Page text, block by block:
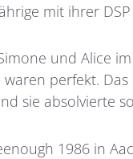
mit ihrer
und Alice
perfekt.
sie absolvierte
1986 in